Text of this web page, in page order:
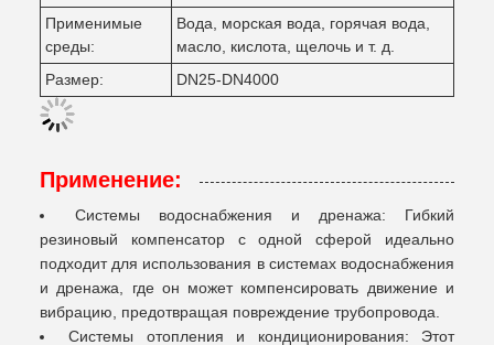
Применимые
среды:
Вода, морская вода, горячая вода,
масло, кислота, щелочь и т. д.
Размер:
DN25-DN4000
Применение:
Системы водоснабжения и дренажа: Гибкий
резиновый компенсатор с одной сферой идеально
подходит для использования в системах водоснабжения
и дренажа, где он может компенсировать движение и
вибрацию, предотвращая повреждение трубопровода.
Системы отопления и кондиционирования: Этот